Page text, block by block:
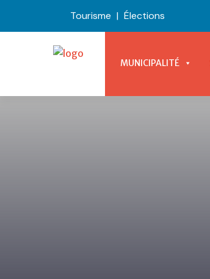
Tourisme | Élections
MUNICIPALITÉ